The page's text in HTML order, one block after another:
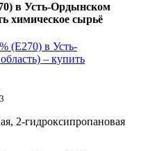
в Усть-Ордынском
химическое сырьё
3
2-гидроксипропановая